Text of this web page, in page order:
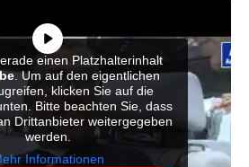
einen Platzhalterinhalt
. Um auf den eigentlichen
klicken Sie auf die
Bitte beachten Sie, dass
Drittanbieter weitergegeben
werden.
Informationen